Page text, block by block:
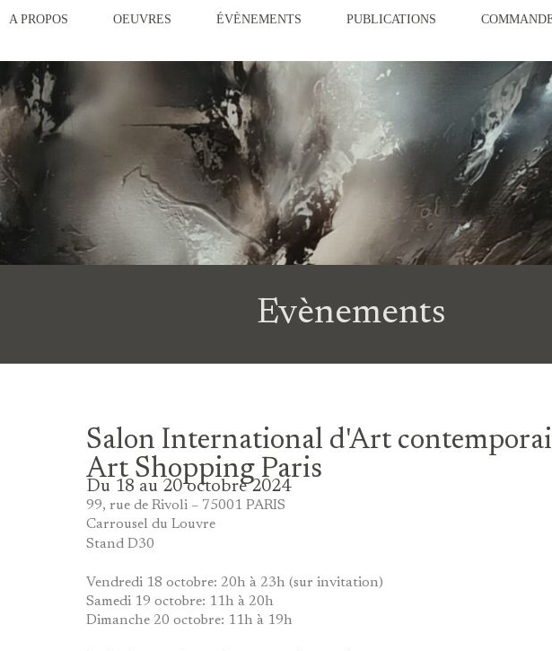
A PROPOS OEUVRES ÉVÈNEMENTS PUBLICATIONS
Evènements
Salon International d'Art
Art Shopping Paris
Du 18 au 20 octobre 2024
99, rue de Rivoli – 75001 PARIS
Carrousel du Louvre
Stand D30
Vendredi 18 octobre: 20h à 23h (sur invitation)
Samedi 19 octobre: 11h à 20h
Dimanche 20 octobre: 11h à 19h